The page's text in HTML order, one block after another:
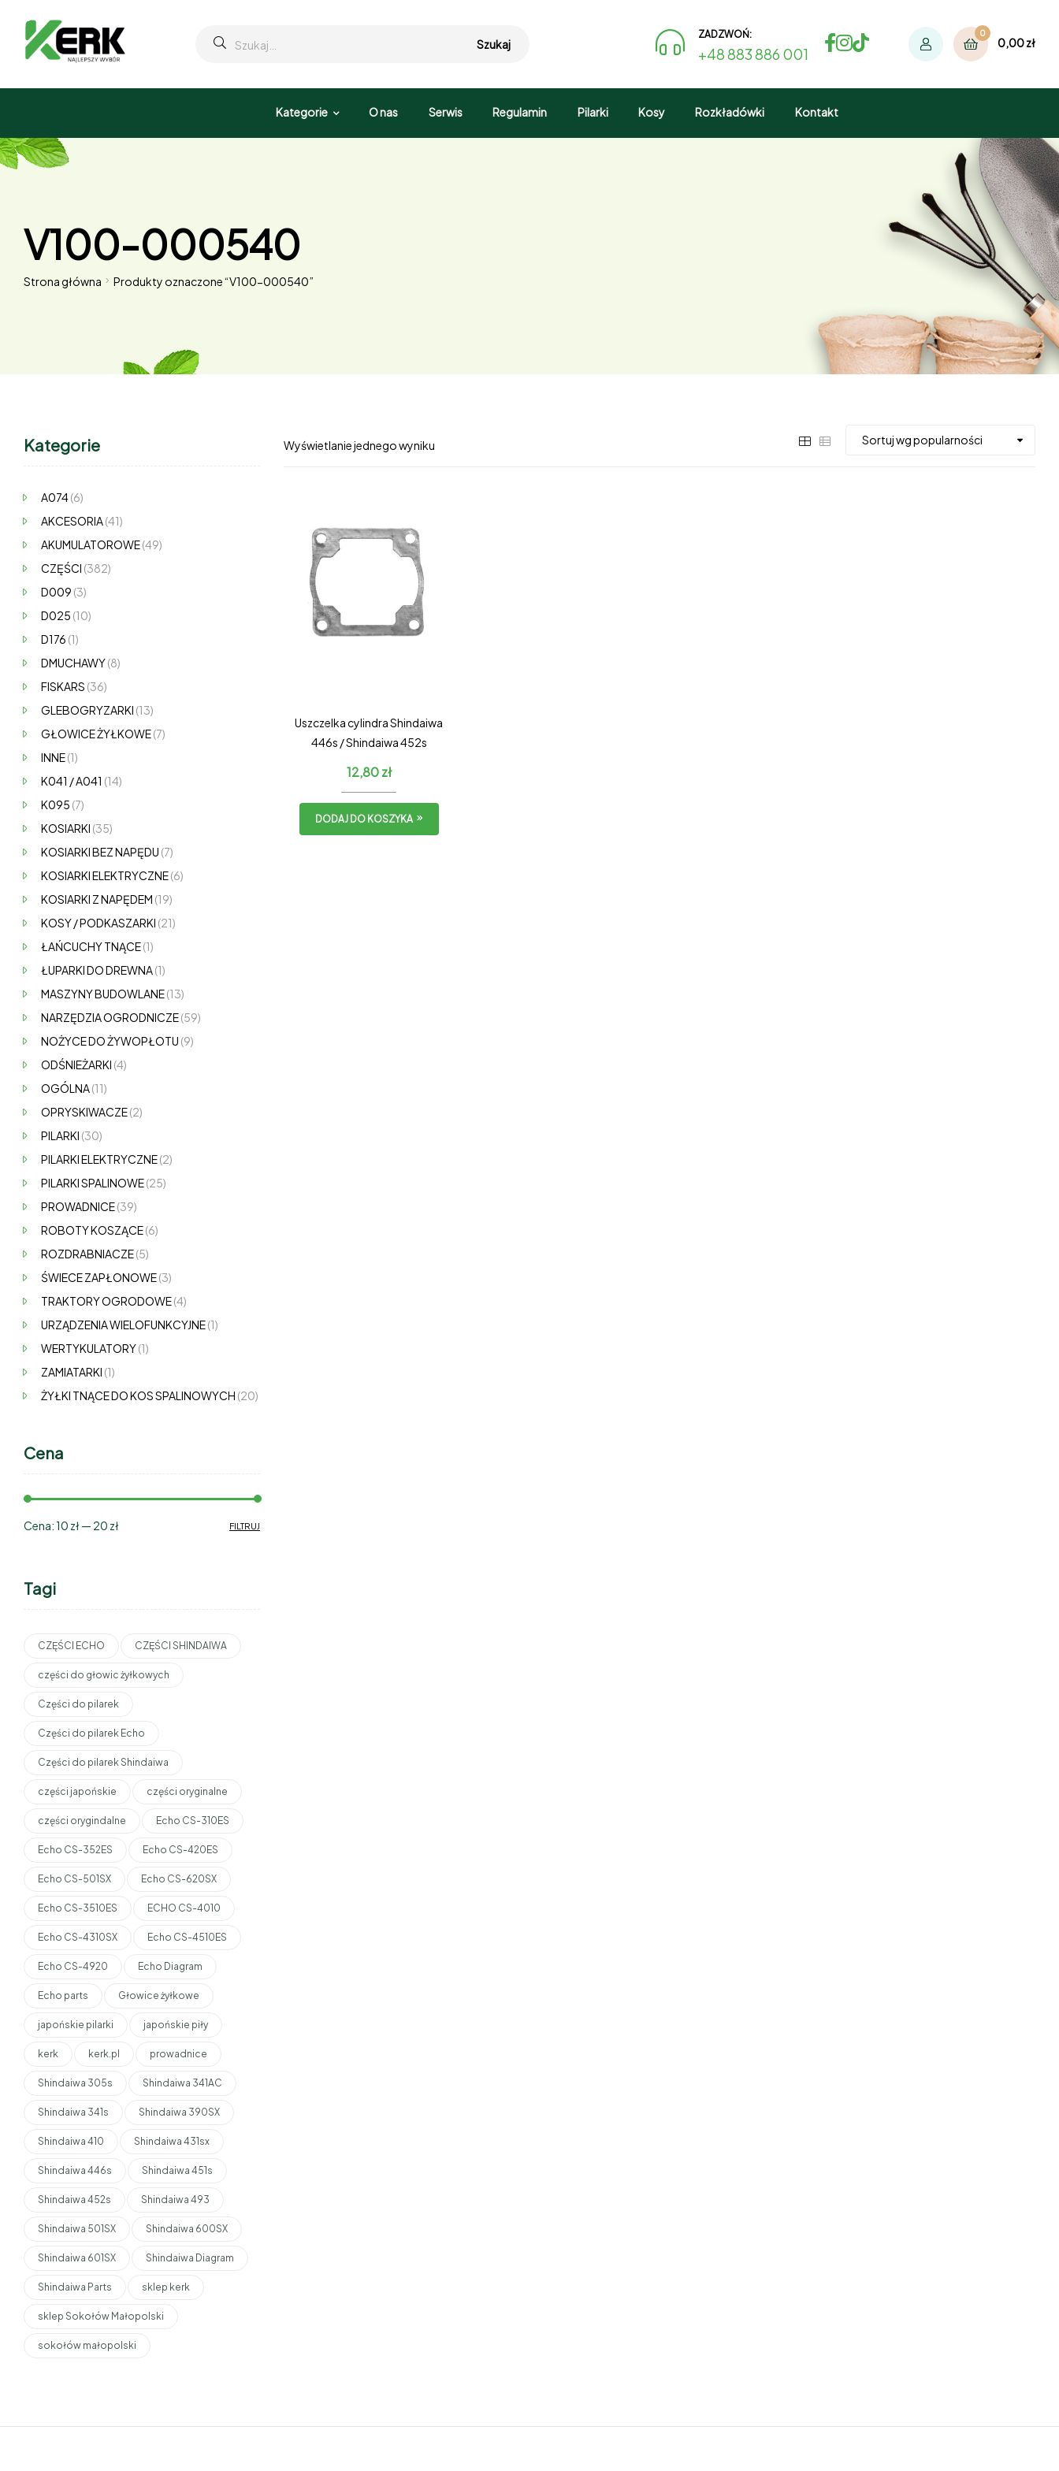
Szukaj
ZADZWOŃ:
+48 883 886 001
0
0,00zł
Kategorie O nas Serwis Regulamin Pilarki Kosy Rozkładówki Kontakt
V100-000540
Strona główna Produkty oznaczone “V100-000540”
Wyświetlanie jednego wyniku
Uszczelka cylindra Shindaiwa
446s / Shindaiwa 452s
12,80zł
DODAJ DO KOSZYKA
Kategorie
A074(6)
AKCESORIA(41)
AKUMULATOROWE(49)
CZĘŚCI (382)
D009 (3)
D025 (10)
D176 (1)
DMUCHAWY(8)
FISKARS (36)
GLEBOGRYZARKI (13)
GŁOWICE ŻYŁKOWE(7)
INNE(1)
K041 / A041 (14)
K095 (7)
KOSIARKI (35)
KOSIARKI BEZ NAPĘDU (7)
KOSIARKI ELEKTRYCZNE(6)
KOSIARKI Z NAPĘDEM (19)
KOSY / PODKASZARKI (21)
ŁAŃCUCHY TNĄCE(1)
ŁUPARKI DO DREWNA(1)
MASZYNY BUDOWLANE(13)
NARZĘDZIA OGRODNICZE(59)
NOŻYCE DO ŻYWOPŁOTU (9)
ODŚNIEŻARKI (4)
OGÓLNA(11)
OPRYSKIWACZE(2)
PILARKI (30)
PILARKI ELEKTRYCZNE(2)
PILARKI SPALINOWE(25)
PROWADNICE(39)
ROBOTY KOSZĄCE(6)
ROZDRABNIACZE(5)
ŚWIECE ZAPŁONOWE(3)
TRAKTORY OGRODOWE(4)
URZĄDZENIA WIELOFUNKCYJNE(1)
WERTYKULATORY(1)
ZAMIATARKI (1)
ŻYŁKI TNĄCE DO KOS SPALINOWYCH (20)
Cena
FILTRUJ
Cena:10 zł— 20 zł
Tagi
CZĘŚCI ECHO CZĘŚCI SHINDAIWA
części do głowic żyłkowych
Części do pilarek
Części do pilarek Echo
Części do pilarek Shindaiwa
części japońskie części oryginalne
części orygindalne Echo CS-310ES
Echo CS-352ES Echo CS-420ES
Echo CS-501SX Echo CS-620SX
Echo CS-3510ES ECHO CS-4010
Echo CS-4310SX Echo CS-4510ES
Echo CS-4920 Echo Diagram
Echo parts Głowice żyłkowe
japońskie pilarki japońskie piły
kerk kerk.pl prowadnice
Shindaiwa 305s Shindaiwa 341AC
Shindaiwa 341s Shindaiwa 390SX
Shindaiwa 410 Shindaiwa 431sx
Shindaiwa 446s Shindaiwa 451s
Shindaiwa 452s Shindaiwa 493
Shindaiwa 501SX Shindaiwa 600SX
Shindaiwa 601SX Shindaiwa Diagram
Shindaiwa Parts sklep kerk
sklep Sokołów Małopolski
sokołów małopolski